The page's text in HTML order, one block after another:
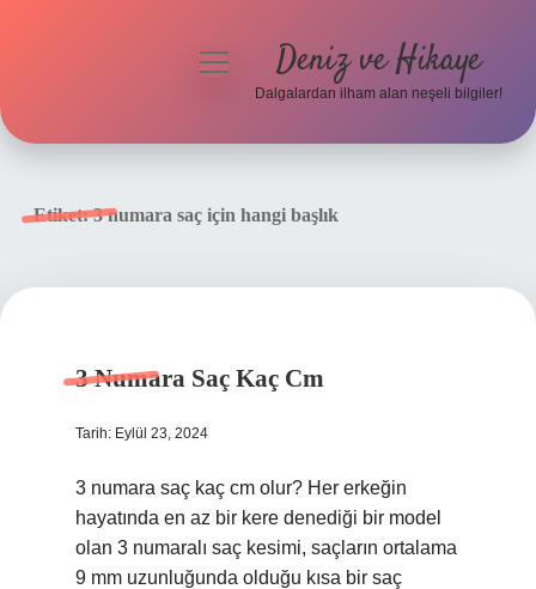
menüyü
Deniz ve Hikaye
Dalgalardan ilham alan neşeli bilgiler!
Etiket:3 numara saç için hangi başlık
3 Numara Saç Kaç Cm
Tarih: Eylül 23, 2024
3 numara saç kaç cm olur? Her erkeğin
hayatında en az bir kere denediği bir model
olan 3 numaralı saç kesimi, saçların ortalama
9 mm uzunluğunda olduğu kısa bir saç